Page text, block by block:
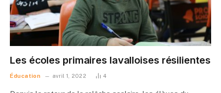
Les écoles primaires lavalloises résilientes
Éducation avril 1, 2022 4